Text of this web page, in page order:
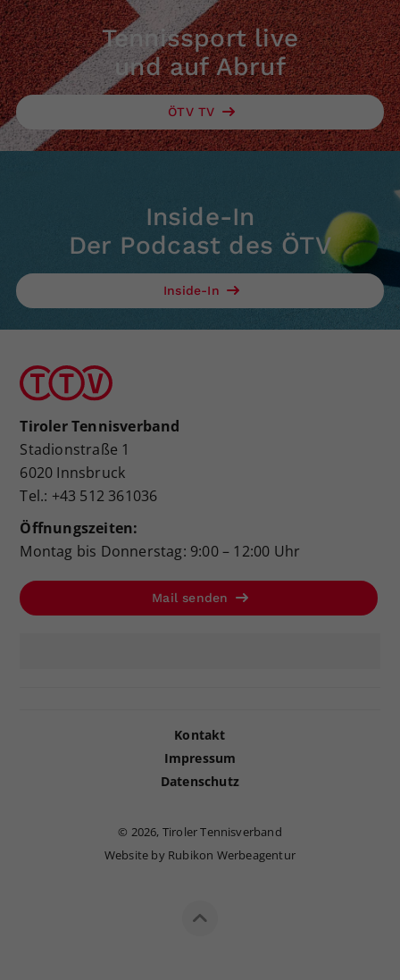
Tennissport live
und auf Abruf
ÖTV TV
Inside-In
Der Podcast des ÖTV
Inside-In
Tiroler Tennisverband
Stadionstraße 1
6020 Innsbruck
Tel.: +43 512 361036
Öffnungszeiten:
Montag bis Donnerstag: 9:00 – 12:00 Uhr
Mail senden
Kontakt
Impressum
Datenschutz
© 2026, Tiroler Tennisverband
Website by Rubikon Werbeagentur